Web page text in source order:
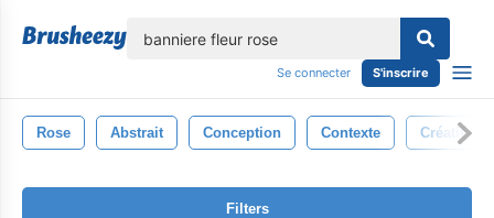
Se connecter S'inscrire
Rose Abstrait Conception Contexte Créatif
Filters